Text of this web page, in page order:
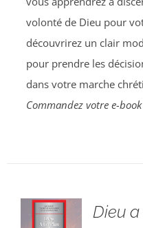
volonté de Dieu pour
découvrirez un clair
pour prendre les
dans votre marche
Commandez votre e-
Dieu